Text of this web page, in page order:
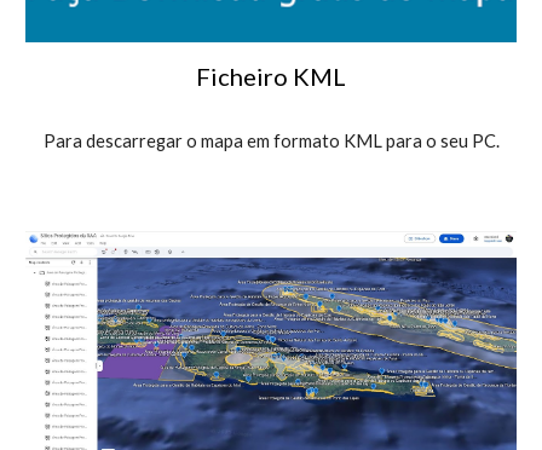
Ficheiro KML
Para descarregar o mapa em formato KML para o seu PC.